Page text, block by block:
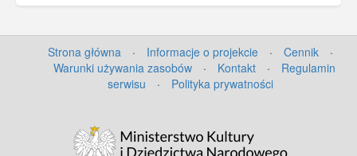
Strona główna · Informacje o projekcie · Cennik
·
Warunki używania zasobów
· Kontakt ·
Regulamin
serwisu
· Polityka prywatności